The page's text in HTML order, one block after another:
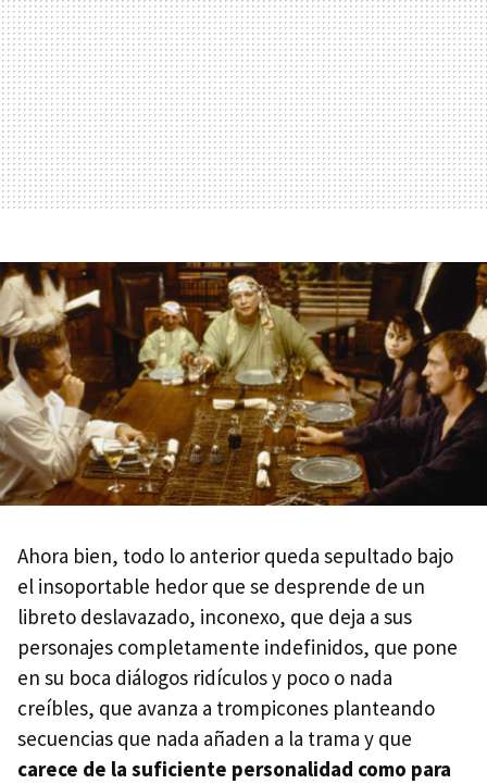
Ahora bien, todo lo anterior queda sepultado bajo
el insoportable hedor que se desprende de un
libreto deslavazado, inconexo, que deja a sus
personajes completamente indefinidos, que pone
en su boca diálogos ridículos y poco o nada
creíbles, que avanza a trompicones planteando
secuencias que nada añaden a la trama y que
carece de la suficiente personalidad como para